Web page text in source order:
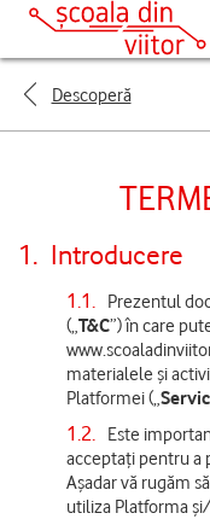
Descoperă
1. Introducere
1.1.
Prezentul
(„T&C”) în care
materialele și
Platformei („
1.2.
Este
acceptați pentru a
Așadar vă rugăm
utiliza Platforma